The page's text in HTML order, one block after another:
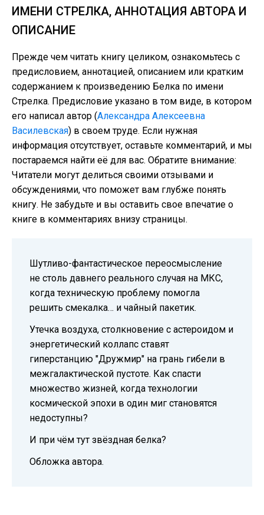
ИМЕНИ СТРЕЛКА, АННОТАЦИЯ АВТОРА И
ОПИСАНИЕ
Прежде чем читать книгу целиком, ознакомьтесь с
предисловием, аннотацией, описанием или кратким
содержанием к произведению Белка по имени
Стрелка. Предисловие указано в том виде, в котором
его написал автор (Александра Алексеевна
Василевская) в своем труде. Если нужная
информация отсутствует, оставьте комментарий, и мы
постараемся найти её для вас. Обратите внимание:
Читатели могут делиться своими отзывами и
обсуждениями, что поможет вам глубже понять
книгу. Не забудьте и вы оставить свое впечатие о
книге в комментариях внизу страницы.
Шутливо-фантастическое переосмысление
не столь давнего реального случая на МКС,
когда техническую проблему помогла
решить смекалка… и чайный пакетик.
Утечка воздуха, столкновение с астероидом и
энергетический коллапс ставят
гиперстанцию "Дружмир" на грань гибели в
межгалактической пустоте. Как спасти
множество жизней, когда технологии
космической эпохи в один миг становятся
недоступны?
И при чём тут звёздная белка?
Обложка автора.